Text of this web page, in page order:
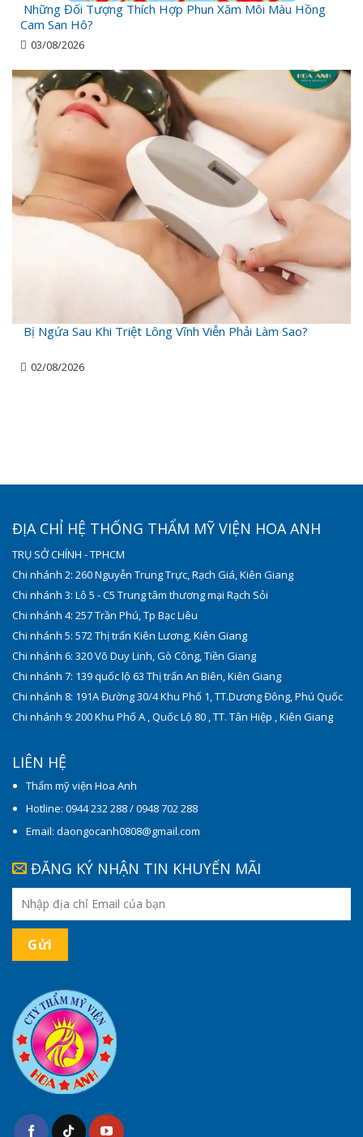
Những Đối Tượng Thích Hợp Phun Xăm Môi Màu Hồng
Cam San Hô?
03/08/2026
Bị Ngứa Sau Khi Triệt Lông Vĩnh Viễn Phải Làm Sao?
02/08/2026
ĐỊA CHỈ HỆ THỐNG THẨM MỸ VIỆN HOA ANH
TRỤ SỞ CHÍNH - TPHCM
Chi nhánh 2: 260 Nguyễn Trung Trực, Rạch Giá, Kiên Giang
Chi nhánh 3: Lô 5 - C5 Trung tâm thương mại Rạch Sỏi
Chi nhánh 4: 257 Trần Phú, Tp Bạc Liêu
Chi nhánh 5: 572 Thị trấn Kiên Lương, Kiên Giang
Chi nhánh 6: 320 Võ Duy Linh, Gò Công, Tiền Giang
Chi nhánh 7: 139 quốc lộ 63 Thị trấn An Biên, Kiên Giang
Chi nhánh 8: 191A Đường 30/4 Khu Phố 1, TT.Dương Đông, Phú Quốc
Chi nhánh 9: 200 Khu Phố A , Quốc Lộ 80 , TT. Tân Hiệp , Kiên Giang
LIÊN HỆ
Thẩm mỹ viện Hoa Anh
Hotline: 0944 232 288 / 0948 702 288
Email: daongocanh0808@gmail.com
ĐĂNG KÝ NHẬN TIN KHUYẾN MÃI